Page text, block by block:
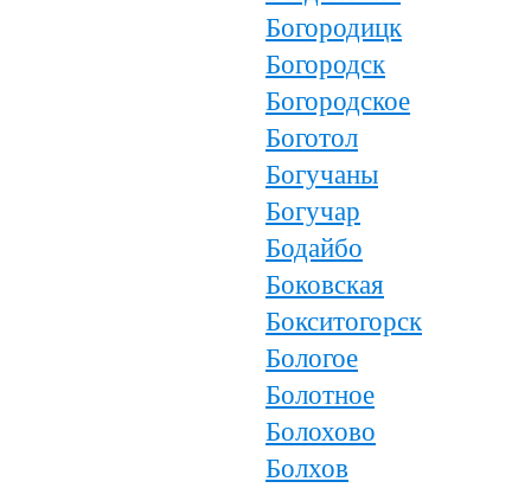
Богородицк
Богородск
Богородское
Боготол
Богучаны
Богучар
Бодайбо
Боковская
Бокситогорск
Бологое
Болотное
Болохово
Болхов